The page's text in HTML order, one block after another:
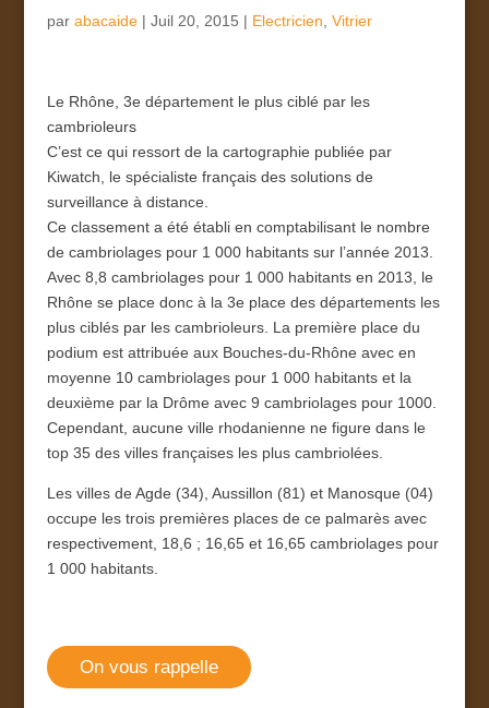
par abacaide| Juil 20, 2015 | Electricien Vitrier
Le Rhône, 3e département le plus ciblé par les
cambrioleurs
C’est ce qui ressort de la cartographie publiée par
Kiwatch, le spécialiste français des solutions de
surveillance à distance.
Ce classement a été établi en comptabilisant le nombre
de cambriolages pour 1 000 habitants sur l’année 2013.
Avec 8,8 cambriolages pour 1 000 habitants en 2013, le
Rhône se place donc à la 3e place des départements les
plus ciblés par les cambrioleurs. La première place du
podium est attribuée aux Bouches-du-Rhône avec en
moyenne 10 cambriolages pour 1 000 habitants et la
deuxième par la Drôme avec 9 cambriolages pour 1000.
Cependant, aucune ville rhodanienne ne figure dans le
top 35 des villes françaises les plus cambriolées.
Les villes de Agde (34), Aussillon (81) et Manosque (04)
occupe les trois premières places de ce palmarès avec
respectivement, 18,6 ; 16,65 et 16,65 cambriolages pour
1 000 habitants.
On vous rappelle